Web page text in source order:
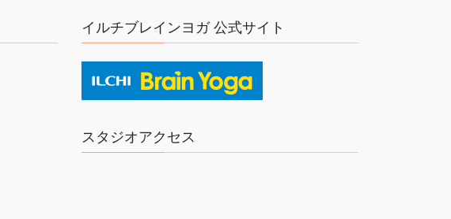
イルチブレインヨガ 公式サイト
スタジオアクセス